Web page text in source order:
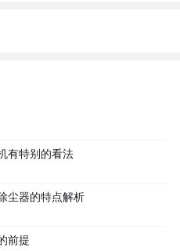
有特别的看法
尘器的特点解析
前提